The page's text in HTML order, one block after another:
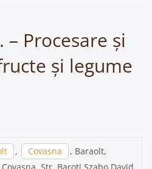
– Procesare și
și legume
, Covasna
, Baraolt,